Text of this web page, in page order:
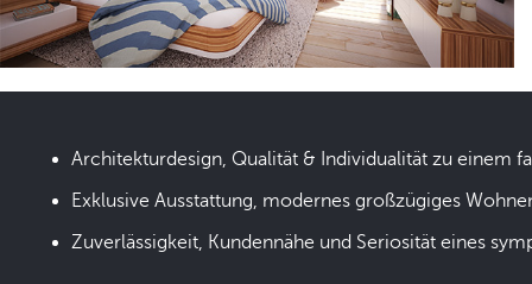
Architekturdesign, Qualität & Individualität zu einem
Exklusive Ausstattung, modernes großzügiges
Zuverlässigkeit, Kundennähe und Seriosität eines